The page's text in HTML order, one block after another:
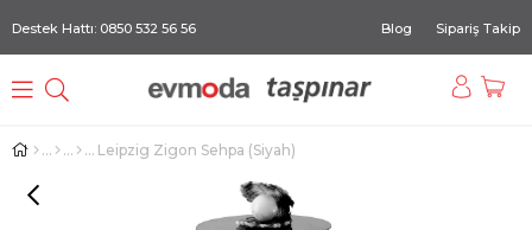
Destek Hattı: 0850 532 56 56 Blog Sipariş Takip
Leipzig Zigon Sehpa (Siyah)